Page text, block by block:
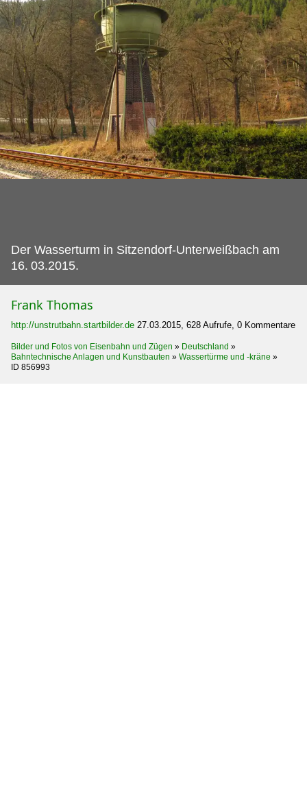
Der Wasserturm in Sitzendorf-Unterweißbach am
16. 03.2015.
Frank Thomas
http://unstrutbahn.startbilder.de 27.03.2015, 628 Aufrufe, 0 Kommentare
Bilder und Fotos von Eisenbahn und Zügen » Deutschland »
Bahntechnische Anlagen und Kunstbauten » Wassertürme und -kräne »
ID 856993